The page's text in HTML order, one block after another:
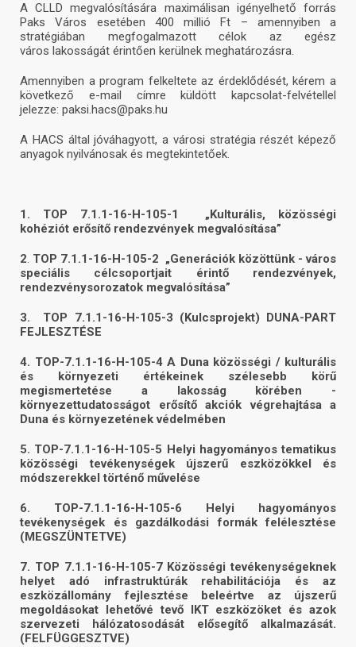
A CLLD megvalósítására maximálisan igényelhető forrás
Paks Város esetében 400 millió Ft – amennyiben a
stratégiában megfogalmazott célok az egész
város lakosságát érintően kerülnek meghatározásra.
Amennyiben a program felkeltete az érdeklődését, kérem a
következő e-mail címre küldött kapcsolat-felvétellel
jelezze: paksi.hacs@paks.hu
A HACS által jóváhagyott, a városi stratégia részét képező
anyagok nyilvánosak és megtekintetőek.
1. TOP 7.1.1-16-H-105-1
„Kulturális, közösségi
kohéziót erősítő rendezvények megvalósítása”
2. TOP 7.1.1-16-H-105-2 „Generációk közöttünk - város
speciális célcsoportjait érintő rendezvények,
rendezvénysorozatok megvalósítása”
3.
TOP 7.1.1-16-H-105-3 (Kulcsprojekt) DUNA-PART
FEJLESZTÉSE
4. TOP-7.1.1-16-H-105-4 A Duna közösségi / kulturális
és környezeti értékeinek szélesebb körű
megismertetése a lakosság körében -
környezettudatosságot erősítő akciók végrehajtása a
Duna és környezetének védelmében
5. TOP-7.1.1-16-H-105-5 Helyi hagyományos tematikus
közösségi tevékenységek újszerű eszközökkel és
módszerekkel történő művelése
6. TOP-7.1.1-16-H-105-6 Helyi hagyományos
tevékenységek és gazdálkodási formák felélesztése
(MEGSZÜNTETVE)
7. TOP 7.1.1-16-H-105-7 Közösségi tevékenységeknek
helyet adó infrastruktúrák rehabilitációja és az
eszközállomány fejlesztése beleértve az újszerű
megoldásokat lehetővé tevő IKT eszközöket és azok
szervezeti hálózatosodását elősegítő alkalmazását.
(FELFÜGGESZTVE)